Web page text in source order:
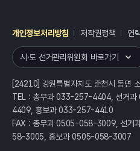
개인정보처리방침 저작권정책 연
시·도 선거관리위원회 바로가기
[24210] 강원특별자치도 춘천시 동면
TEL : 총무과 033-257-4404, 선거
4409, 홍보과 033-257-4410
FAX : 총무과 0505-058-3009, 선
58-3005, 홍보과 0505-058-3007